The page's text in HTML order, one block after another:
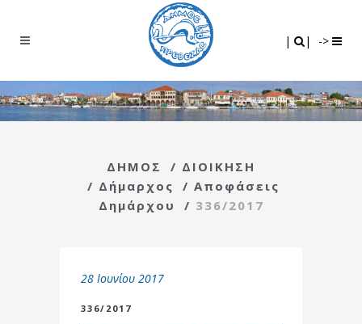
| | ->
ΔΗΜΟΣ / ΔΙΟΙΚΗΣΗ
/ Δήμαρχος / Αποφάσεις
Δημάρχου
/ 336/2017
28 Ιουνίου 2017
336/2017